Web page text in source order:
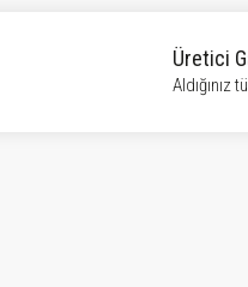
Üretici
Aldığınız